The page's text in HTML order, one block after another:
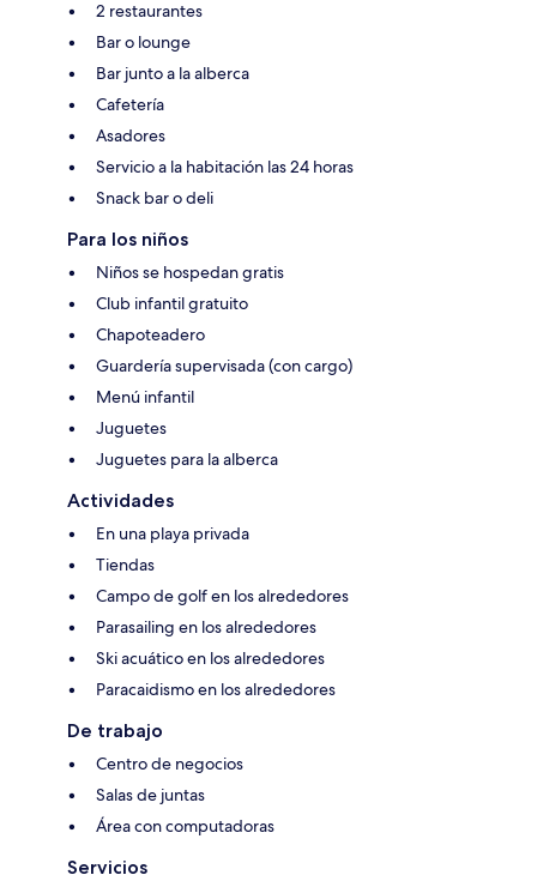
2 restaurantes
Bar o lounge
Bar junto a la alberca
Cafetería
Asadores
Servicio a la habitación las 24 horas
Snack bar o deli
Para los niños
Niños se hospedan gratis
Club infantil gratuito
Chapoteadero
Guardería supervisada (con cargo)
Menú infantil
Juguetes
Juguetes para la alberca
Actividades
En una playa privada
Tiendas
Campo de golf en los alrededores
Parasailing en los alrededores
Ski acuático en los alrededores
Paracaidismo en los alrededores
De trabajo
Centro de negocios
Salas de juntas
Área con computadoras
Servicios